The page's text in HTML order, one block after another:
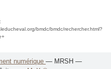
bmdc/bmdc/rechercher.html?
numérique — MRSH —